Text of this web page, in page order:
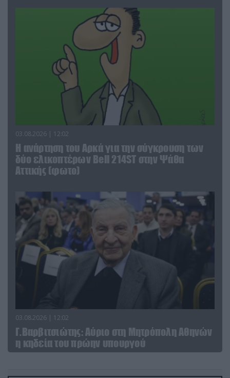
03.08.2026 | 12:02
Η ανάρτηση του Αρκά για την σύγκρουση των
δύο ελικοπτέρων Bell 214ST στην Ψάθα
Αττικής (φωτο)
03.08.2026 | 12:02
Γ.Βαρβιτσιώτης: Aύριο στη Μητρόπολη Αθηνών
η κηδεία του πρώην υπουργού